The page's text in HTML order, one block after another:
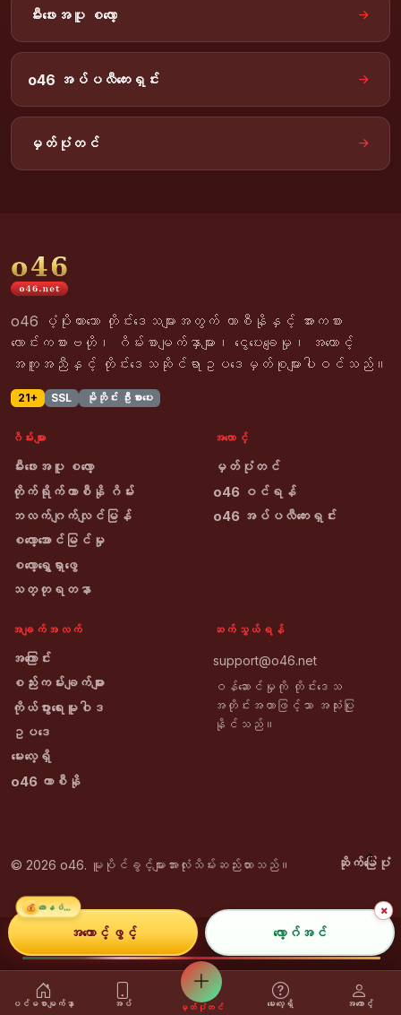
မီးဖေးအပူ စလော့
o46 အပ်ပလီကေးရှင်း
မှတ်ပုံတင်
o46 ပံ့ပိုးထားသော တိုင်းဒေသများအတွက် ကာစီနိုနှင့် အားကစား
လောင်းကစားဗဟို၊ ဂိမ်းစာမျက်နှာများ၊ ငွေပေးချေမှု၊ အကောင့်
အကူအညီနှင့် တိုင်းဒေသဆိုင်ရာဥပဒေမှတ်စုများပါဝင်သည်။
21+ SSL မိုဘိုင်း ဦးစားပေး
ဂိမ်းများ
မီးဖေးအပူ စလော့
တိုက်ရိုက်ကာစီနို ဂိမ်း
ဘလက်ဂျက်လျင်မြန်
စလော့အောင်မြင်မှု
စလော့ရွှေရှာဖွေ
သတ္တုရတနာ
အကောင့်
မှတ်ပုံတင်
o46 ဝင်ရန်
o46 အပ်ပလီကေးရှင်း
အချက်အလက်
အကြောင်း
စည်းကမ်းချက်များ
ကိုယ်ပွားရေးမူဝါဒ
ဥပဒေ
မေးလေ့ရှိ
o46 ကာစီနို
ဆက်သွယ်ရန်
support@o46.net
ဝန်ဆောင်မှုကို တိုင်းဒေသ
အတိုင်းအတာဖြင့်သာ အသုံးပြု
နိုင်သည်။
© 2026 o46. မူပိုင်ခွင့်များအားလုံးသိမ်းဆည်းထားသည်။ ဆိုက်မြေပုံ
ပင်မစာမျက်နှာ အပ် မှတ်ပုံတင် မေးလေ့ရှိ အကောင့်
💰 ဘောနပ်စ်
အကောင့်ဖွင့် လော့ဂ်အင်
×